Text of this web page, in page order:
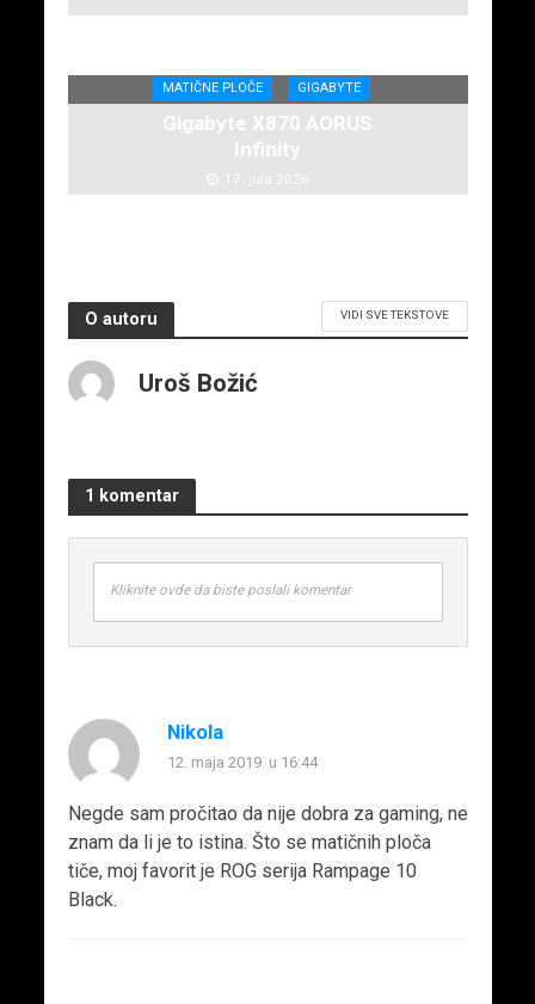
MATIČNE PLOČE GIGABYTE
Gigabyte X870 AORUS
Infinity
17. jula 2026.
O autoru VIDI SVE TEKSTOVE
Uroš Božić
1 komentar
Kliknite ovde da biste poslali komentar
Nikola
12. maja 2019. u 16:44
Negde sam pročitao da nije dobra za gaming, ne
znam da li je to istina. Što se matičnih ploča
tiče, moj favorit je ROG serija Rampage 10
Black.